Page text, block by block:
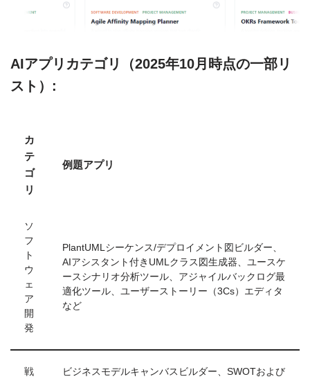
AIアプリカテゴリ（2025年10月時点の一部リ
スト）:
カ
テ
ゴ
リ
例題アプリ
ソ
フ
ト
ウ
ェ
ア
開
発
PlantUMLシーケンス/デプロイメント図ビルダー、
AIアシスタント付きUMLクラス図生成器、ユースケ
ースシナリオ分析ツール、アジャイルバックログ最
適化ツール、ユーザーストーリー（3Cs）エディタ
など
戦
ビジネスモデルキャンバスビルダー、SWOTおよび